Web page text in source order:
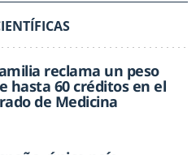
reclama un peso
hasta 60 créditos en el
de Medicina